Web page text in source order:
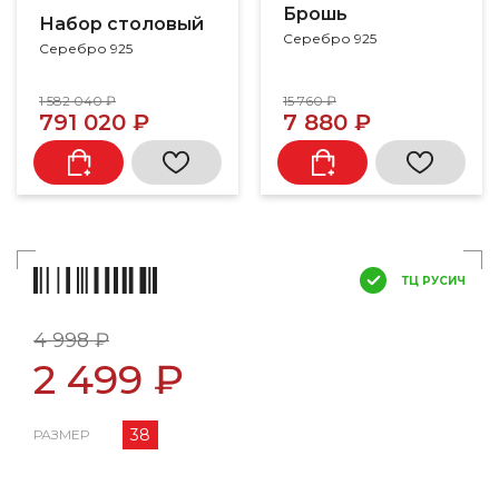
Набор столовый
Серебро 925
1 582 040 ₽
791 020 ₽
Брошь
Серебро 925
15 760 ₽
7 880 ₽
ТЦ РУСИЧ
4 998 ₽
2 499 ₽
РАЗМЕР 38